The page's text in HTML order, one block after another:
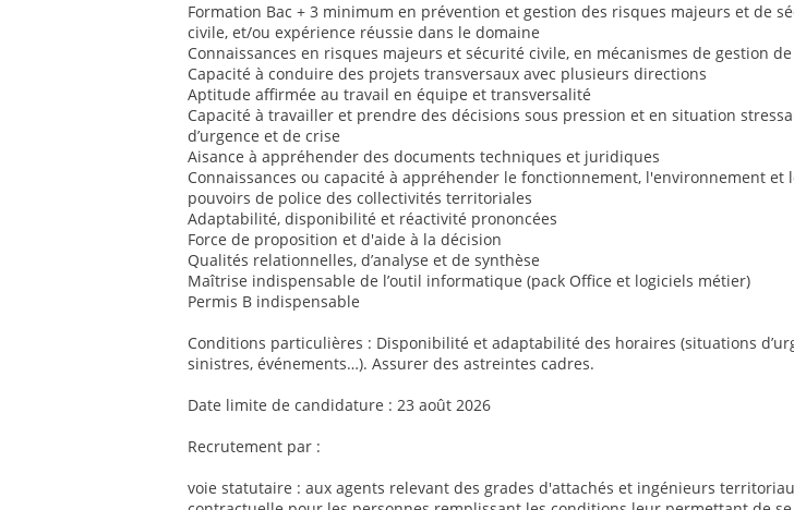
Formation Bac + 3 minimum en prévention et gestion des risques majeurs et de
civile, et/ou expérience réussie dans le domaine
Connaissances en risques majeurs et sécurité civile, en mécanismes de gestion
Capacité à conduire des projets transversaux avec plusieurs directions
Aptitude affirmée au travail en équipe et transversalité
Capacité à travailler et prendre des décisions sous pression et en situation
d’urgence et de crise
Aisance à appréhender des documents techniques et juridiques
Connaissances ou capacité à appréhender le fonctionnement, l'environnement et
pouvoirs de police des collectivités territoriales
Adaptabilité, disponibilité et réactivité prononcées
Force de proposition et d'aide à la décision
Qualités relationnelles, d’analyse et de synthèse
Maîtrise indispensable de l’outil informatique (pack Office et logiciels métier)
Permis B indispensable
Conditions particulières : Disponibilité et adaptabilité des horaires (situations
sinistres, événements…). Assurer des astreintes cadres.
Date limite de candidature : 23 août 2026
Recrutement par :
voie statutaire : aux agents relevant des grades d'attachés et ingénieurs